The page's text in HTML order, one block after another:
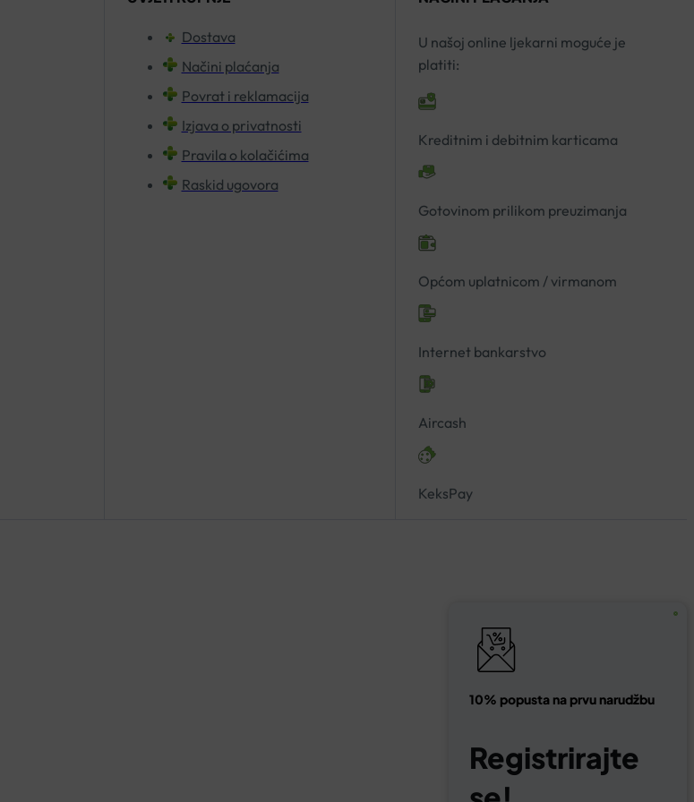
Dostava
Načini plaćanja
Povrat i reklamacija
Izjava o privatnosti
Pravila o kolačićima
Raskid ugovora
U našoj online ljekarni moguće je
platiti:
Kreditnim i debitnim karticama
Gotovinom prilikom preuzimanja
Općom uplatnicom / virmanom
Internet bankarstvo
Aircash
KeksPay
10% popusta na prvu narudžbu
Registrirajte